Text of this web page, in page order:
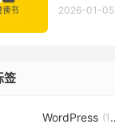
2026-01-05
签
WordPress (119)